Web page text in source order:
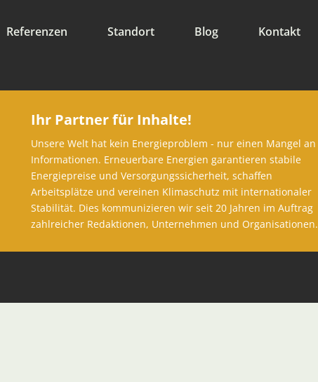
Referenzen Standort Blog Kontakt
Ihr Partner für Inhalte!
Unsere Welt hat kein Energieproblem - nur einen Mangel an
Informationen. Erneuerbare Energien garantieren stabile
Energiepreise und Versorgungssicherheit, schaffen
Arbeitsplätze und vereinen Klimaschutz mit internationaler
Stabilität. Dies kommunizieren wir seit 20 Jahren im Auftrag
zahlreicher Redaktionen, Unternehmen und Organisationen.